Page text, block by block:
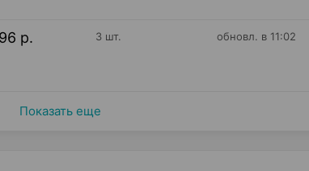
р. 3 шт. обновл. в 11:02
Показать еще